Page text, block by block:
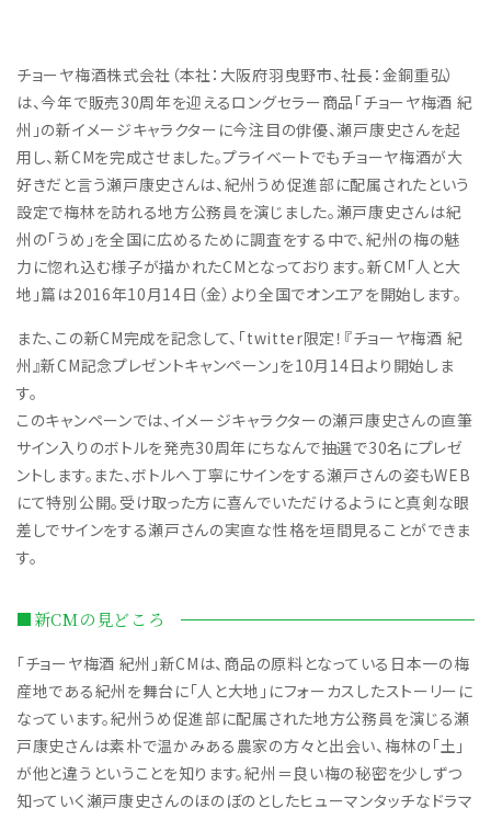
チョーヤ梅酒株式会社（本社：大阪府羽曳野市、社長：金銅重弘）
は、今年で販売30周年を迎えるロングセラー商品「チョーヤ梅酒 紀
州」の新イメージキャラクターに今注目の俳優、瀬戸康史さんを起
用し、新CMを完成させました。プライベートでもチョーヤ梅酒が大
好きだと言う瀬戸康史さんは、紀州うめ促進部に配属されたという
設定で梅林を訪れる地方公務員を演じました。瀬戸康史さんは紀
州の「うめ」を全国に広めるために調査をする中で、紀州の梅の魅
力に惚れ込む様子が描かれたCMとなっております。新CM「人と大
地」篇は2016年10月14日（金）より全国でオンエアを開始します。
また、この新CM完成を記念して、「twitter限定！『チョーヤ梅酒 紀
州』新CM記念プレゼントキャンペーン」を10月14日より開始しま
す。
このキャンペーンでは、イメージキャラクターの瀬戸康史さんの直筆
サイン入りのボトルを発売30周年にちなんで抽選で30名にプレゼ
ントします。また、ボトルへ丁寧にサインをする瀬戸さんの姿もWEB
にて特別公開。受け取った方に喜んでいただけるようにと真剣な眼
差しでサインをする瀬戸さんの実直な性格を垣間見ることができま
す。
■新CMの見どころ
「チョーヤ梅酒 紀州」新CMは、商品の原料となっている日本一の梅
産地である紀州を舞台に「人と大地」にフォーカスしたストーリーに
なっています。紀州うめ促進部に配属された地方公務員を演じる瀬
戸康史さんは素朴で温かみある農家の方々と出会い、梅林の「土」
が他と違うということを知ります。紀州＝良い梅の秘密を少しずつ
知っていく瀬戸康史さんのほのぼのとしたヒューマンタッチなドラマ